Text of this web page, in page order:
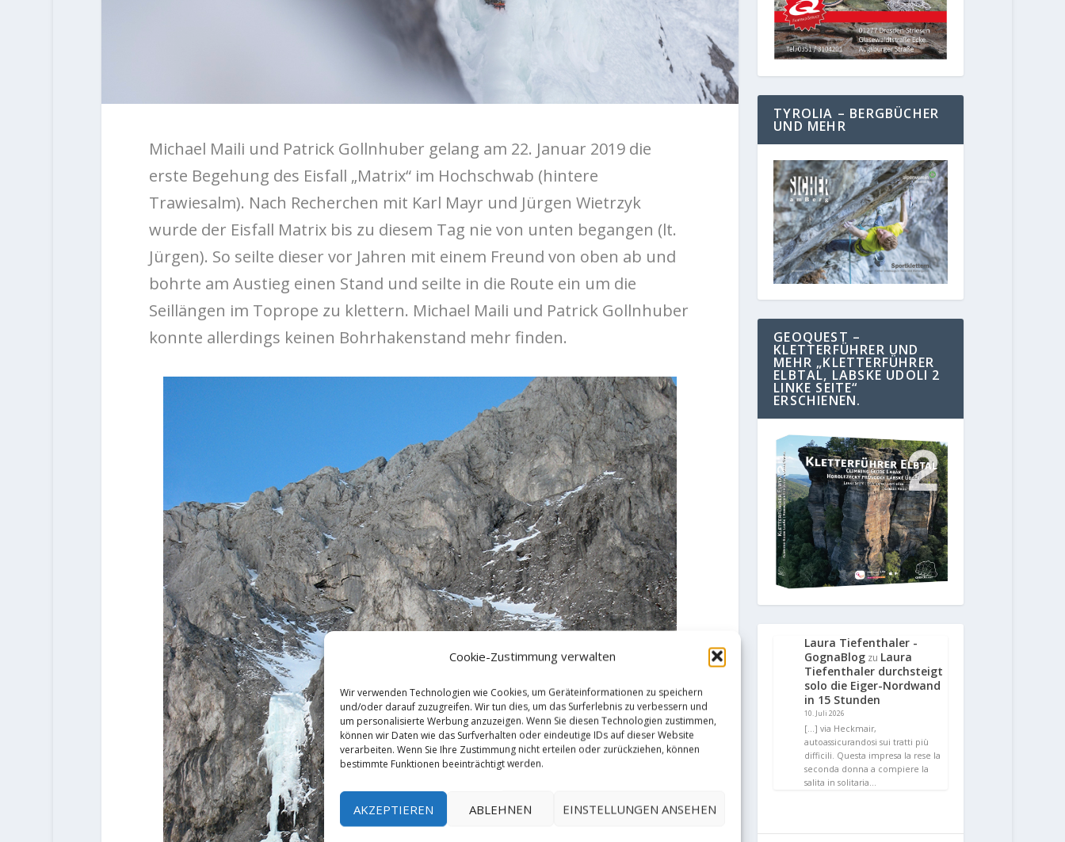
Cookie-Zustimmung verwalten
Wir verwenden Technologien wie Cookies, um Geräteinformationen zu speichern
und/oder darauf zuzugreifen. Wir tun dies, um das Surferlebnis zu verbessern und
um personalisierte Werbung anzuzeigen. Wenn Sie diesen Technologien zustimmen,
können wir Daten wie das Surfverhalten oder eindeutige IDs auf dieser Website
verarbeiten. Wenn Sie Ihre Zustimmung nicht erteilen oder zurückziehen, können
bestimmte Funktionen beeinträchtigt werden.
AKZEPTIEREN ABLEHNEN EINSTELLUNGEN ANSEHEN
Michael Maili und Patrick Gollnhuber gelang am 22. Januar 2019 die
erste Begehung des Eisfall „Matrix“ im Hochschwab (hintere
Trawiesalm). Nach Recherchen mit Karl Mayr und Jürgen Wietrzyk
wurde der Eisfall Matrix bis zu diesem Tag nie von unten begangen (lt.
Jürgen). So seilte dieser vor Jahren mit einem Freund von oben ab und
bohrte am Austieg einen Stand und seilte in die Route ein um die
Seillängen im Toprope zu klettern. Michael Maili und Patrick Gollnhuber
konnte allerdings keinen Bohrhakenstand mehr finden.
TYROLIA – BERGBÜCHER
UND MEHR
GEOQUEST –
KLETTERFÜHRER UND
MEHR „KLETTERFÜHRER
ELBTAL, LABSKE UDOLI 2
LINKE SEITE“
ERSCHIENEN.
Laura Tiefenthaler -
GognaBlog zu Laura
Tiefenthaler durchsteigt
solo die Eiger-Nordwand
in 15 Stunden
10. Juli 2026
[…] via Heckmair,
autoassicurandosi sui tratti più
difficili. Questa impresa la rese la
seconda donna a compiere la
salita in solitaria…